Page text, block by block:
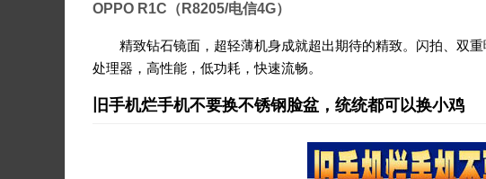
OPPO R1C（R8205/电信4G）
精致钻石镜面，超轻薄机身成就超出期待的精致。闪拍、双
处理器，高性能，低功耗，快速流畅。
旧手机烂手机不要换不锈钢脸盆，统统都可以换小鸡